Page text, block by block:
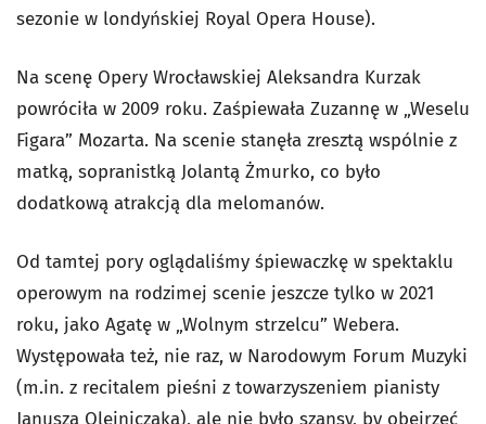
sezonie w londyńskiej Royal Opera House).
Na scenę Opery Wrocławskiej Aleksandra Kurzak
powróciła w 2009 roku. Zaśpiewała Zuzannę w „Weselu
Figara” Mozarta. Na scenie stanęła zresztą wspólnie z
matką, sopranistką Jolantą Żmurko, co było
dodatkową atrakcją dla melomanów.
Od tamtej pory oglądaliśmy śpiewaczkę w spektaklu
operowym na rodzimej scenie jeszcze tylko w 2021
roku, jako Agatę w „Wolnym strzelcu” Webera.
Występowała też, nie raz, w Narodowym Forum Muzyki
(m.in. z recitalem pieśni z towarzyszeniem pianisty
Janusza Olejniczaka), ale nie było szansy, by obejrzeć